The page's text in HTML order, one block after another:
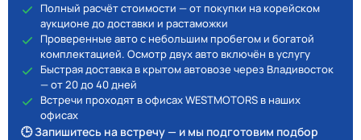
Полный расчёт стоимости — от покупки на корейском
аукционе до доставки и растаможки
Проверенные авто с небольшим пробегом и богатой
комплектацией. Осмотр двух авто включён в услугу
Быстрая доставка в крытом автовозе через Владивосток
— от 20 до 40 дней
Встречи проходят в офисах WESTMOTORS в наших
офисах
🕒 Запишитесь на встречу — и мы подготовим подбор